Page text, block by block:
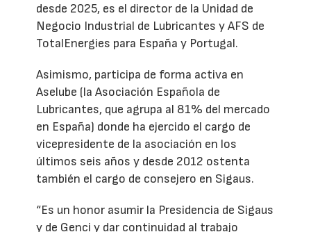
desde 2025, es el director de la Unidad de
Negocio Industrial de Lubricantes y AFS de
TotalEnergies para España y Portugal.
Asimismo, participa de forma activa en
Aselube (la Asociación Española de
Lubricantes, que agrupa al 81% del mercado
en España) donde ha ejercido el cargo de
vicepresidente de la asociación en los
últimos seis años y desde 2012 ostenta
también el cargo de consejero en Sigaus.
“Es un honor asumir la Presidencia de Sigaus
y de Genci y dar continuidad al trabajo